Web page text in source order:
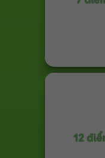
12